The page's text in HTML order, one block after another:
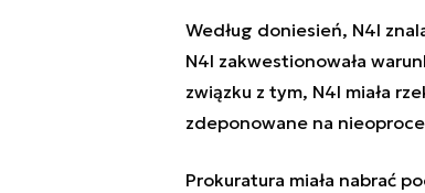
Według doniesień, N4I
N4I zakwestionowała
związku z tym, N4I miała
zdeponowane na
Prokuratura miała nabrać